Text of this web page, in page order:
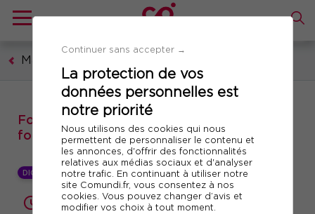
Continuer sans accepter →
La protection de vos
données personnelles est
notre priorité
Nous utilisons des cookies qui nous
permettent de personnaliser le contenu et
les annonces, d'offrir des fonctionnalités
relatives aux médias sociaux et d'analyser
notre trafic. En continuant à utiliser notre
site Comundi.fr, vous consentez à nos
cookies. Vous pouvez changer d’avis et
modifier vos choix à tout moment.
Management et leadership
Formation : Réussir dans sa première
fonction d'encadrement !
DIGITAL LEARNING +
2 jours (14 heures)